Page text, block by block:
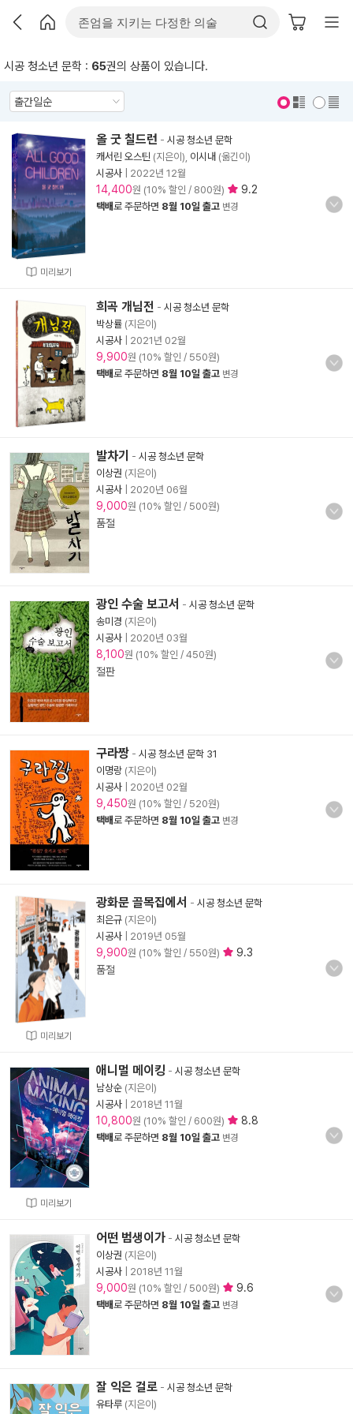
시공 청소년 문학 : 65권의 상품이 있습니다.
미리보기
올 굿 칠드런 - 시공 청소년 문학
캐서린 오스틴 (지은이), 이시내 (옮긴이)
시공사
2022년 12월
14,400원 (10% 할인 / 800원) 9.2
택배로 주문하면 8월 10일 출고 변경
희곡 개님전 - 시공 청소년 문학
박상률 (지은이)
시공사
2021년 02월
9,900원 (10% 할인 / 550원)
택배로 주문하면 8월 10일 출고 변경
발차기 - 시공 청소년 문학
이상권 (지은이)
시공사
2020년 06월
9,000원 (10% 할인 / 500원)
품절
광인 수술 보고서 - 시공 청소년 문학
송미경 (지은이)
시공사
2020년 03월
8,100원 (10% 할인 / 450원)
절판
구라짱 - 시공 청소년 문학 31
이명랑 (지은이)
시공사
2020년 02월
9,450원 (10% 할인 / 520원)
택배로 주문하면 8월 10일 출고 변경
미리보기
광화문 골목집에서 - 시공 청소년 문학
최은규 (지은이)
시공사
2019년 05월
9,900원 (10% 할인 / 550원)
9.3
품절
미리보기
애니멀 메이킹 - 시공 청소년 문학
남상순 (지은이)
시공사
2018년 11월
10,800원 (10% 할인 / 600원) 8.8
택배로 주문하면 8월 10일 출고 변경
어떤 범생이가 - 시공 청소년 문학
이상권 (지은이)
시공사
2018년 11월
9,000원 (10% 할인 / 500원) 9.6
택배로 주문하면 8월 10일 출고 변경
잘 익은 걸로 - 시공 청소년 문학
유타루 (지은이)